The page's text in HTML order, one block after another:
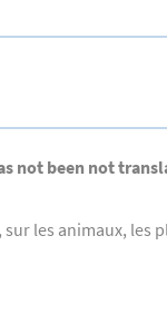
not been not
les animaux, les